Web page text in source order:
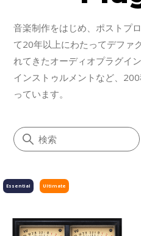
音楽制作をはじめ、ポストプ
て20年以上にわたってデファ
れてきたオーディオプラグイ
インストゥルメントなど、
っています。
イコライザー
Ultimate
Essential